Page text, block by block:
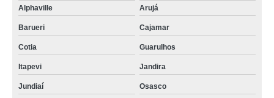
Alphaville
Arujá
Barueri Cajamar
Cotia Guarulhos
Itapevi Jandira
Jundiaí Osasco